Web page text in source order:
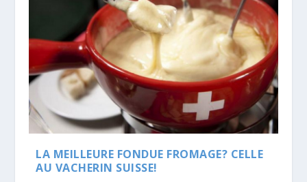
LA MEILLEURE FONDUE FROMAGE? CELLE
AU VACHERIN SUISSE!